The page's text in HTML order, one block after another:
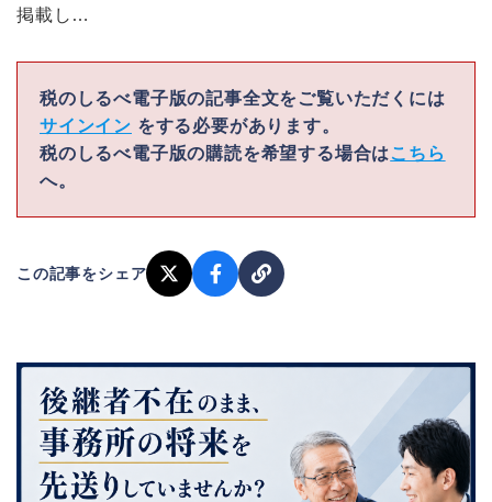
掲載し…
税のしるべ電子版の記事全文をご覧いただくには
サインイン をする必要があります。
税のしるべ電子版の購読を希望する場合は こちら
へ。
この記事をシェア